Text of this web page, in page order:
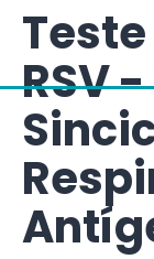
RSV